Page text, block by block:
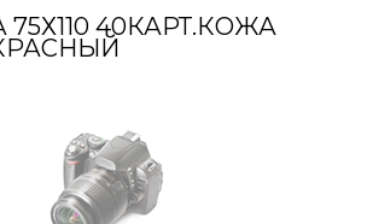
40КАРТ.КОЖА